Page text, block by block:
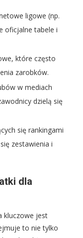
ligowe (np.
oficjalne tabele i
które często
zarobków.
w mediach
dzielą się
się rankingami
zestawienia i
dla
kluczowe jest
to nie tylko